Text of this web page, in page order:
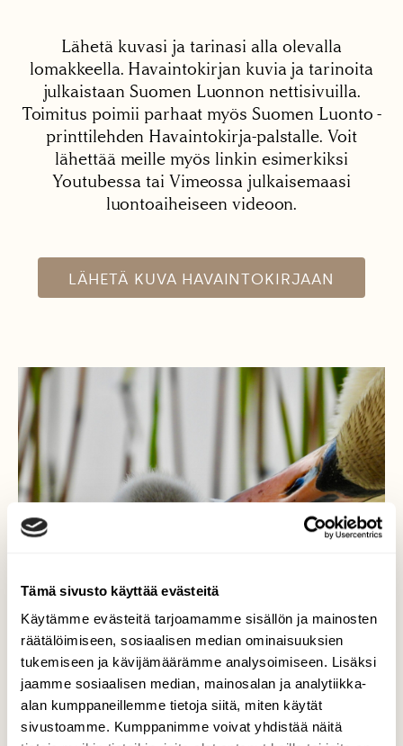
Tämä sivusto käyttää evästeitä
Käytämme evästeitä tarjoamamme sisällön ja mainosten
räätälöimiseen, sosiaalisen median ominaisuuksien
tukemiseen ja kävijämäärämme analysoimiseen. Lisäksi
jaamme sosiaalisen median, mainosalan ja analytiikka-
alan kumppaneillemme tietoja siitä, miten käytät
sivustoamme. Kumppanimme voivat yhdistää näitä
Lähetä kuvasi ja tarinasi alla olevalla
lomakkeella. Havaintokirjan kuvia ja tarinoita
julkaistaan Suomen Luonnon nettisivuilla.
Toimitus poimii parhaat myös Suomen Luonto -
printtilehden Havaintokirja-palstalle. Voit
lähettää meille myös linkin esimerkiksi
Youtubessa tai Vimeossa julkaisemaasi
luontoaiheiseen videoon.
LÄHETÄ KUVA HAVAINTOKIRJAAN
Lähellä on lämmin